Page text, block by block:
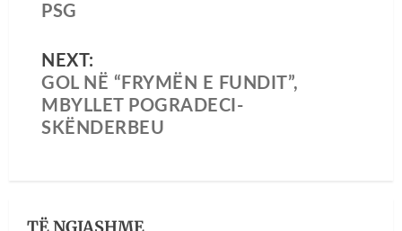
PSG
NEXT:
GOL NË “FRYMËN E FUNDIT”,
MBYLLET POGRADECI-
SKËNDERBEU